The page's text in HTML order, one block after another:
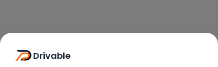
Drivable